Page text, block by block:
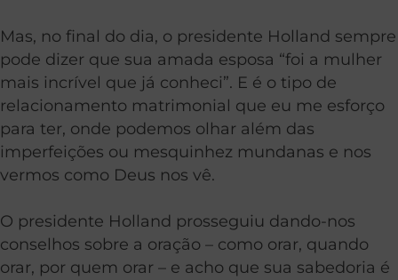
Mas, no final do dia, o presidente Holland sempre
pode dizer que sua amada esposa “foi a mulher
mais incrível que já conheci”. E é o tipo de
relacionamento matrimonial que eu me esforço
para ter, onde podemos olhar além das
imperfeições ou mesquinhez mundanas e nos
vermos como Deus nos vê.
O presidente Holland prosseguiu dando-nos
conselhos sobre a oração – como orar, quando
orar, por quem orar – e acho que sua sabedoria é